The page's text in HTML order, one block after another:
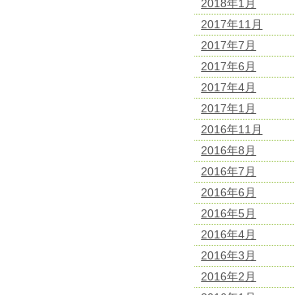
2018年1月
2017年11月
2017年7月
2017年6月
2017年4月
2017年1月
2016年11月
2016年8月
2016年7月
2016年6月
2016年5月
2016年4月
2016年3月
2016年2月